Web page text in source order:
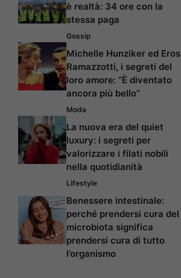
è realtà: 34 ore con la
stessa paga
Gossip
Michelle Hunziker ed Eros
Ramazzotti, i segreti del
loro amore: “È diventato
ancora più bello”
Moda
La nuova era del quiet
luxury: i segreti per
valorizzare i filati nobili
nella quotidianità
Lifestyle
Benessere intestinale:
perché prendersi cura del
microbiota significa
prendersi cura di tutto
l’organismo